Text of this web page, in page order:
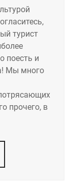
турист
поесть и
Мы много
прочего, в